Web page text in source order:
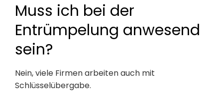
Muss ich bei der
Entrümpelung anwesend
sein?
Nein, viele Firmen arbeiten auch mit
Schlüsselübergabe.